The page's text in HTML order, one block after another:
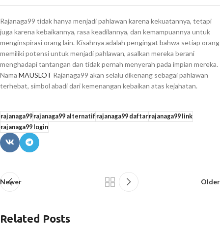
Rajanaga99 tidak hanya menjadi pahlawan karena kekuatannya, tetapi
juga karena kebaikannya, rasa keadilannya, dan kemampuannya untuk
menginspirasi orang lain. Kisahnya adalah pengingat bahwa setiap orang
memiliki potensi untuk menjadi pahlawan, asalkan mereka berani
menghadapi tantangan dan tidak pernah menyerah pada impian mereka.
Nama MAUSLOT Rajanaga99 akan selalu dikenang sebagai pahlawan
terhebat, simbol abadi dari kemenangan kebaikan atas kejahatan.
rajanaga99rajanaga99 alternatif rajanaga99 daftarrajanaga99 link
rajanaga99 login
Newer Older
Related Posts